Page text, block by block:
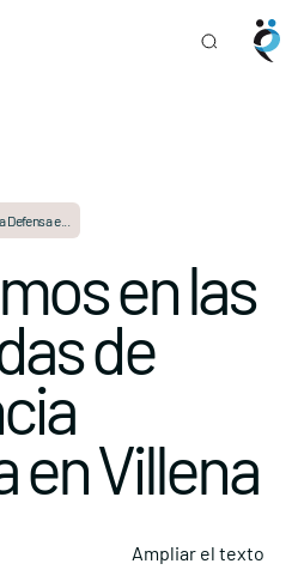
e...
en las
de
en Villena
Ampliar el texto